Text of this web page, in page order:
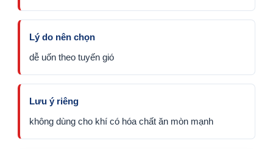
Lý do nên chọn
dễ uốn theo tuyến gió
Lưu ý riêng
không dùng cho khí có hóa chất ăn mòn mạnh